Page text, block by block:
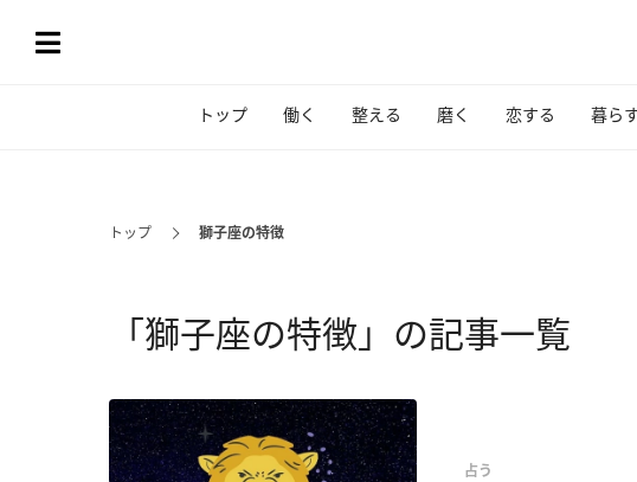
トップ 働く 整える 磨く 恋する 暮ら
トップ 獅子座の特徴
「獅子座の特徴」の記事一覧
占う